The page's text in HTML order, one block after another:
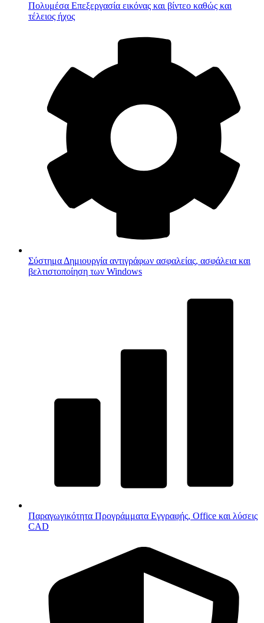
Πολυμέσα Επεξεργασία εικόνας και βίντεο καθώς και
τέλειος ήχος
Σύστημα Δημιουργία αντιγράφων ασφαλείας, ασφάλεια και
βελτιστοποίηση των Windows
Παραγωγικότητα Προγράμματα Εγγραφής, Office και λύσεις
CAD